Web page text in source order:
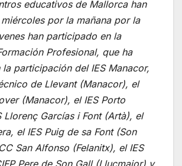
educativos de Mallorca han
por la mañana por la
han participado en la
Profesional, que ha
participación del IES Manacor,
de Llevant (Manacor), el
(Manacor), el IES Porto
Llorenç Garcías i Font (Artà), el
el IES Puig de sa Font (Son
San Alfonso (Felanitx), el IES
Pere de Son Gall (Llucmajor) y